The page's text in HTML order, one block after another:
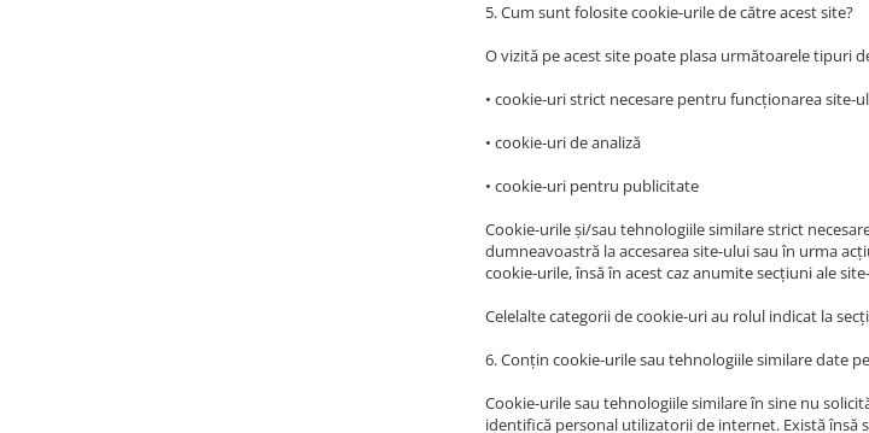
5. Cum sunt folosite cookie-urile de către acest site?
O vizită pe acest site poate plasa următoarele tipuri
• cookie-uri strict necesare pentru funcționarea site-
• cookie-uri de analiză
• cookie-uri pentru publicitate
Cookie-urile și/sau tehnologiile similare strict
dumneavoastră la accesarea site-ului sau în urma
cookie-urile, însă în acest caz anumite secțiuni ale
Celelalte categorii de cookie-uri au rolul indicat la
6. Conțin cookie-urile sau tehnologiile similare date
Cookie-urile sau tehnologiile similare în sine nu
identifică personal utilizatorii de internet. Există